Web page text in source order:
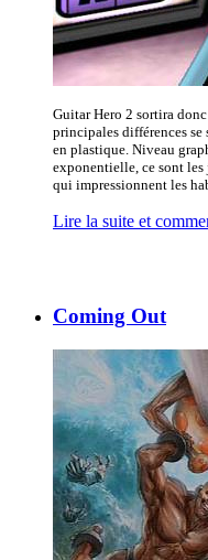
Guitar Hero 2 sortira
principales différences se
en plastique. Niveau
exponentielle, ce sont les
qui impressionnent les
Lire la suite et
Coming Out